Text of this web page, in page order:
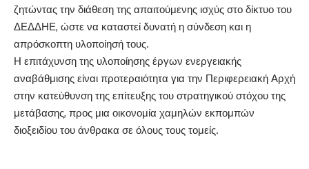
ζητώντας την διάθεση της απαιτούμενης ισχύς στο δίκτυο του
ΔΕΔΔΗΕ, ώστε να καταστεί δυνατή η σύνδεση και η
απρόσκοπτη υλοποίησή τους.
Η επιτάχυνση της υλοποίησης έργων ενεργειακής
αναβάθμισης είναι προτεραιότητα για την Περιφερειακή Αρχή
στην κατεύθυνση της επίτευξης του στρατηγικού στόχου της
μετάβασης, προς μια οικονομία χαμηλών εκπομπών
διοξειδίου του άνθρακα σε όλους τους τομείς.